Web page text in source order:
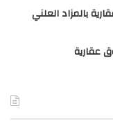
بالمزاد العلني
عقارية